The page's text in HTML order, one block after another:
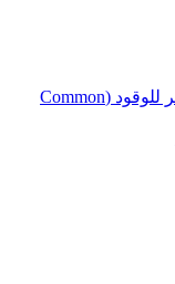
منصة اختبار نظام الحقن المباشر للوقود (Common